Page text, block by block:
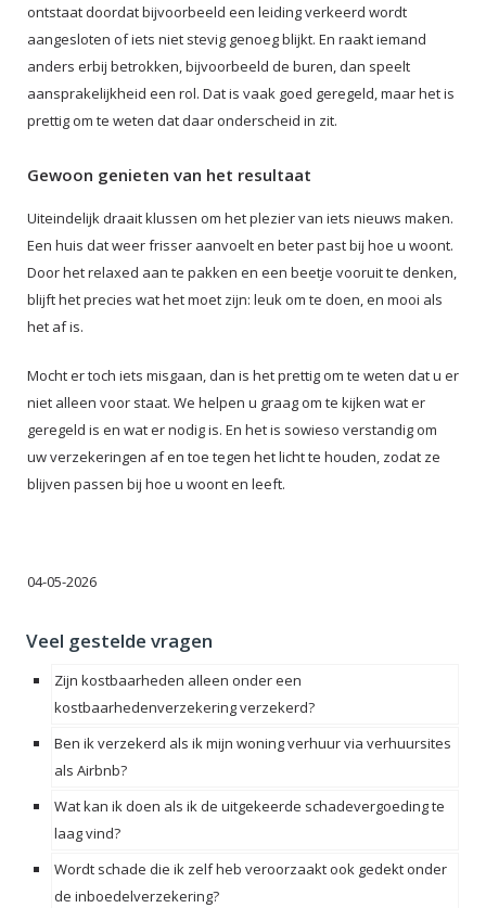
ontstaat doordat bijvoorbeeld een leiding verkeerd wordt
aangesloten of iets niet stevig genoeg blijkt. En raakt iemand
anders erbij betrokken, bijvoorbeeld de buren, dan speelt
aansprakelijkheid een rol. Dat is vaak goed geregeld, maar het is
prettig om te weten dat daar onderscheid in zit.
Gewoon genieten van het resultaat
Uiteindelijk draait klussen om het plezier van iets nieuws maken.
Een huis dat weer frisser aanvoelt en beter past bij hoe u woont.
Door het relaxed aan te pakken en een beetje vooruit te denken,
blijft het precies wat het moet zijn: leuk om te doen, en mooi als
het af is.
Mocht er toch iets misgaan, dan is het prettig om te weten dat u er
niet alleen voor staat. We helpen u graag om te kijken wat er
geregeld is en wat er nodig is. En het is sowieso verstandig om
uw verzekeringen af en toe tegen het licht te houden, zodat ze
blijven passen bij hoe u woont en leeft.
04-05-2026
Veel gestelde vragen
Zijn kostbaarheden alleen onder een
kostbaarhedenverzekering verzekerd?
Ben ik verzekerd als ik mijn woning verhuur via verhuursites
als Airbnb?
Wat kan ik doen als ik de uitgekeerde schadevergoeding te
laag vind?
Wordt schade die ik zelf heb veroorzaakt ook gedekt onder
de inboedelverzekering?